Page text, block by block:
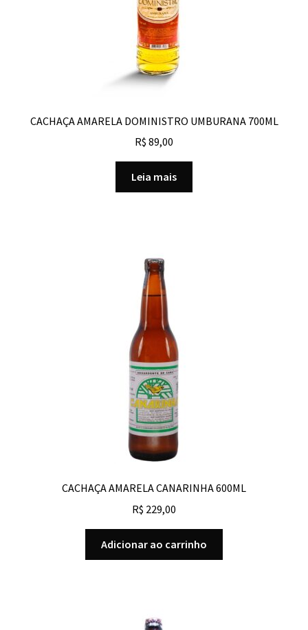
CACHAÇA AMARELA DOMINISTRO UMBURANA 700ML
R$ 89,00
Leia mais
CACHAÇA AMARELA CANARINHA 600ML
R$ 229,00
Adicionar ao carrinho